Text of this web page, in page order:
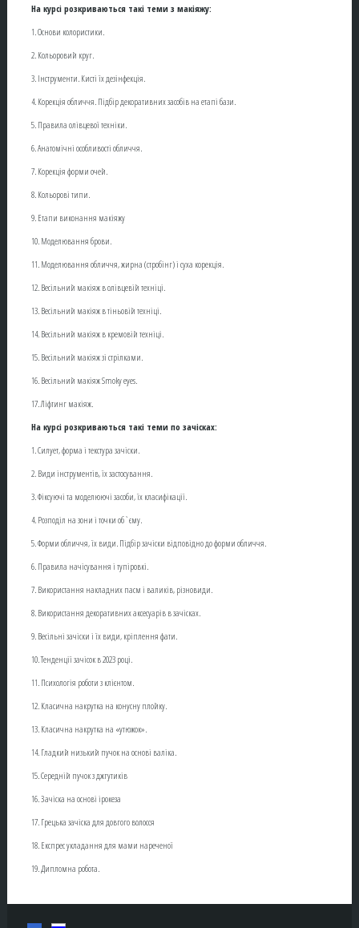
На курсі розкриваються такі теми з макіяжу:
1. Основи колористики.
2. Кольоровий круг.
3. Інструменти. Кисті їх дезінфекція.
4. Корекція обличчя. Підбір декоративних засобів на етапі бази.
5. Правила олівцевої техніки.
6. Анатомічні особливості обличчя.
7. Корекція форми очей.
8. Кольорові типи.
9. Етапи виконання макіяжу
10. Моделювання брови.
11. Моделювання обличчя, жирна (стробінг) і суха корекція.
12. Весільний макіяж в олівцевій техніці.
13. Весільний макіяж в тіньовій техніці.
14. Весільний макіяж в кремовій техніці.
15. Весільний макіяж зі стрілками.
16. Весільний макіяж Smoky eyes.
17. Ліфтинг макіяж.
На курсі розкриваються такі теми по зачісках:
1. Силует, форма і текстура зачіски.
2. Види інструментів, їх застосування.
3. Фіксуючі та моделюючі засоби, їх класифікації.
4. Розподіл на зони і точки об`єму.
5. Форми обличчя, їх види. Підбір зачіски відповідно до форми обличчя.
6. Правила начісування і тупіровкі.
7. Використання накладних пасм і валиків, різновиди.
8. Використання декоративних аксесуарів в зачісках.
9. Весільні зачіски і їх види, кріплення фати.
10. Тенденції зачісок в 2023 році.
11. Психологія роботи з клієнтом.
12. Класична накрутка на конусну плойку.
13. Класична накрутка на «утюжок».
14. Гладкий низький пучок на основі валіка.
15. Середній пучок з джгутиків
16. Зачіска на основі ірокеза
17. Грецька зачіска для довгого волосся
18. Експрес укладання для мами нареченої
19. Дипломна робота.